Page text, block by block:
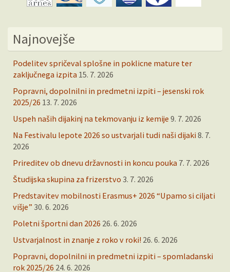
Najnovejše
Podelitev spričeval splošne in poklicne mature ter
zaključnega izpita 15. 7. 2026
Popravni, dopolnilni in predmetni izpiti – jesenski rok
2025/26 13. 7. 2026
Uspeh naših dijakinj na tekmovanju iz kemije 9. 7. 2026
Na Festivalu lepote 2026 so ustvarjali tudi naši dijaki 8. 7.
2026
Prireditev ob dnevu državnosti in koncu pouka 7. 7. 2026
Študijska skupina za frizerstvo 3. 7. 2026
Predstavitev mobilnosti Erasmus+ 2026 “Upamo si ciljati
višje” 30. 6. 2026
Poletni športni dan 2026 26. 6. 2026
Ustvarjalnost in znanje z roko v roki! 26. 6. 2026
Popravni, dopolnilni in predmetni izpiti – spomladanski
rok 2025/26 24. 6. 2026